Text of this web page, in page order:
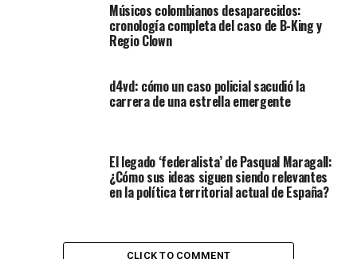
Músicos colombianos desaparecidos:
cronología completa del caso de B-King y
Regio Clown
d4vd: cómo un caso policial sacudió la
carrera de una estrella emergente
El legado ‘federalista’ de Pasqual Maragall:
¿Cómo sus ideas siguen siendo relevantes
en la política territorial actual de España?
CLICK TO COMMENT